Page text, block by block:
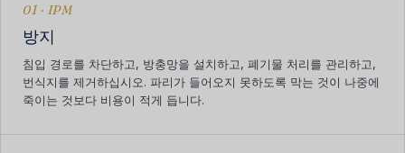
01 · IPM
방지
침입 경로를 차단하고, 방충망을 설치하고, 폐기물 처리를 관리하고,
번식지를 제거하십시오. 파리가 들어오지 못하도록 막는 것이 나중에
죽이는 것보다 비용이 적게 듭니다.